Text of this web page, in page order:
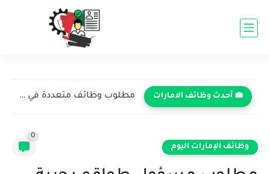
💼 أحدث وظائف الامارات مطلوب مهندس معماري مبتدئ في شركة دبي للاستشارات الهندسية -...
وظائف الإمارات اليوم
0